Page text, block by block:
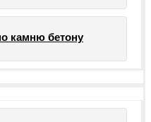
камню бетону